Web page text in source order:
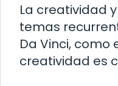
La creatividad
temas
Da Vinci, como
creatividad es